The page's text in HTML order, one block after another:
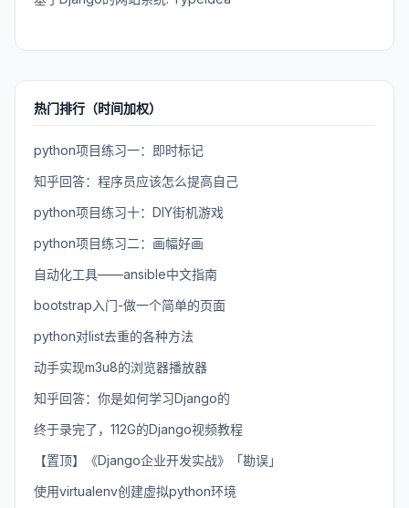
热门排行（时间加权）
python项目练习一：即时标记
知乎回答：程序员应该怎么提高自己
python项目练习十：DIY街机游戏
python项目练习二：画幅好画
自动化工具——ansible中文指南
bootstrap入门-做一个简单的页面
python对list去重的各种方法
动手实现m3u8的浏览器播放器
知乎回答：你是如何学习Django的
终于录完了，112G的Django视频教程
【置顶】《Django企业开发实战》「勘误」
使用virtualenv创建虚拟python环境